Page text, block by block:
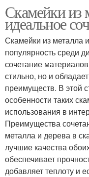
Скамейки из
идеальное
Скамейки из металла
популярность среди
сочетание
стильно, но и
преимуществ. В этой
особенности таких
использования в
Преимущества
металла и дерева в
лучшие качества
обеспечивает
добавляет теплоту и